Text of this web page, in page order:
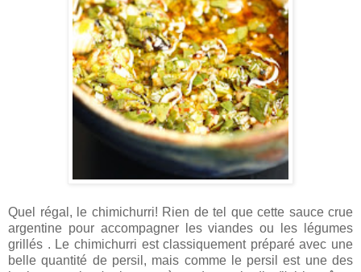
Quel régal, le chimichurri! Rien de tel que cette sauce crue
argentine pour accompagner les viandes ou les légumes
grillés . Le chimichurri est classiquement préparé avec une
belle quantité de persil, mais comme le persil est une des